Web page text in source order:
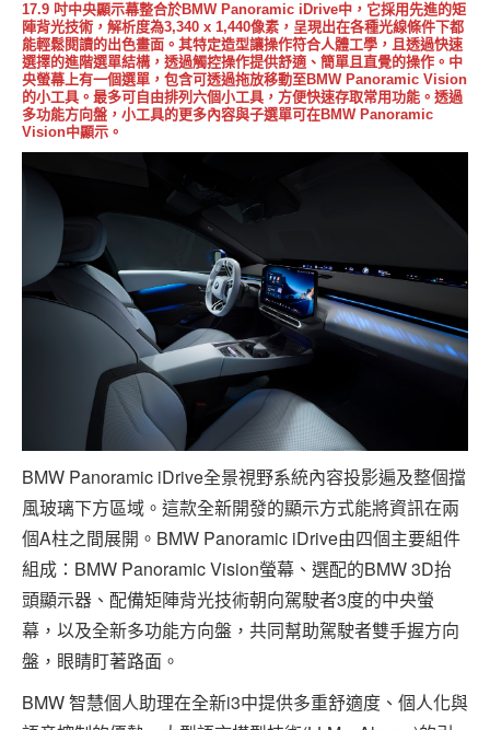
17.9 吋中央顯示幕整合於BMW Panoramic iDrive中，它採用先進的矩
陣背光技術，解析度為3,340 x 1,440像素，呈現出在各種光線條件下都
能輕鬆閱讀的出色畫面。其特定造型讓操作符合人體工學，且透過快速
選擇的進階選單結構，透過觸控操作提供舒適、簡單且直覺的操作。中
央螢幕上有一個選單，包含可透過拖放移動至BMW Panoramic Vision
的小工具。最多可自由排列六個小工具，方便快速存取常用功能。透過
多功能方向盤，小工具的更多內容與子選單可在BMW Panoramic
Vision中顯示。
BMW Panoramic iDrive全景視野系統內容投影遍及整個擋
風玻璃下方區域。這款全新開發的顯示方式能將資訊在兩
個A柱之間展開。BMW Panoramic iDrive由四個主要組件
組成：BMW Panoramic Vision螢幕、選配的BMW 3D抬
頭顯示器、配備矩陣背光技術朝向駕駛者3度的中央螢
幕，以及全新多功能方向盤，共同幫助駕駛者雙手握方向
盤，眼睛盯著路面。
BMW 智慧個人助理在全新i3中提供多重舒適度、個人化與